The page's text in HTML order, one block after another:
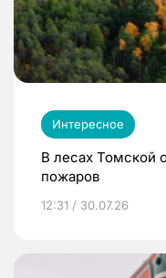
Интересное
В лесах Томской
пожаров
12:31 / 30.07.26